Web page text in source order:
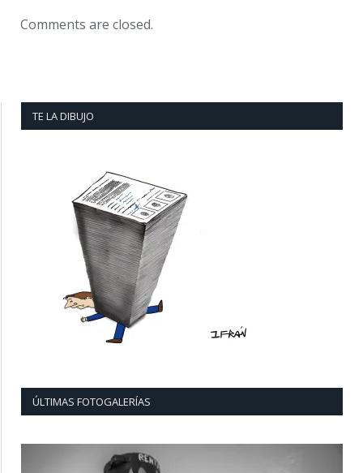
Comments are closed.
TE LA DIBUJO
ÚLTIMAS FOTOGALERÍAS